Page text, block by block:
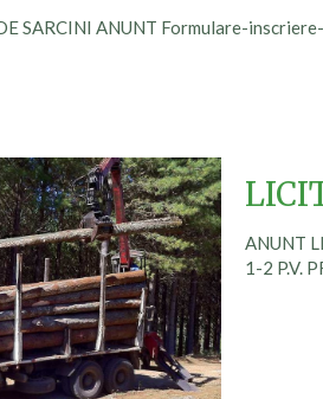
SARCINI ANUNT Formulare-
ANUNT
1-2 P.V.